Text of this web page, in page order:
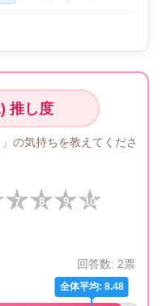
推し度
の気持ちを教えてくださ
10
9
8
7
回答数: 2票
全体平均: 8.48